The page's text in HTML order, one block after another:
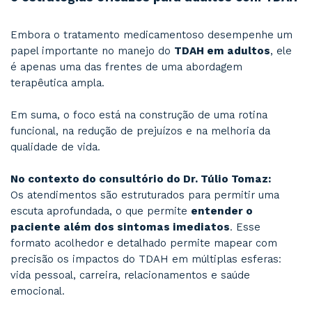
Diversos pacientes atendidos relatam
reprovações acadêmicas ou advertências
mesmo sendo competentes e inteligentes. O
na verdade, estava na falta de um diagnóstico
adequados. Muitos pacientes acabam por
estudos precocemente, devido às dificuldades
doença impõe.
Buscar ajuda não é fraqueza — é um passo em
clareza e autonomia. O diagnóstico e plano
estruturado fazem toda a diferença na
uma rotina funcional e satisfatória.
MITO 5: “Remédios para TDAH são